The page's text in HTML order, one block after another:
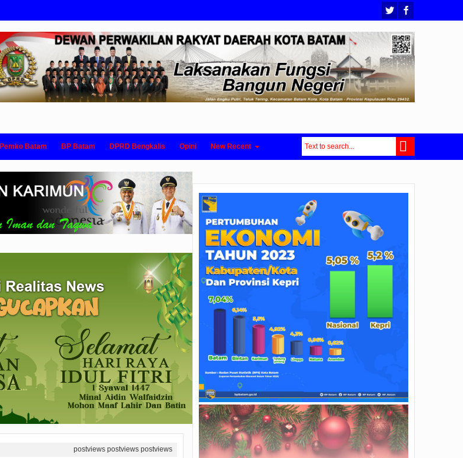
Pemko Batam BP Batam DPRD Bengkalis Opini New Recent
postviewspostviewspostviews